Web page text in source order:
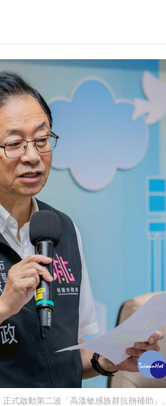
式啟動第二波「高溫敏感族群抗熱補助」。